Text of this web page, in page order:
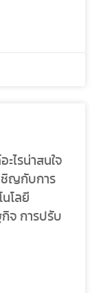
ไรน่าสนใจ
ชิญกับการ
โลยี
จ การปรับ